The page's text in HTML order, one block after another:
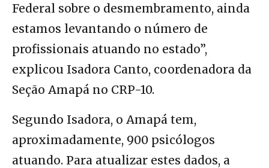
Federal sobre o desmembramento, ainda
estamos levantando o número de
profissionais atuando no estado”,
explicou Isadora Canto, coordenadora da
Seção Amapá no CRP-10.
Segundo Isadora, o Amapá tem,
aproximadamente, 900 psicólogos
atuando. Para atualizar estes dados, a